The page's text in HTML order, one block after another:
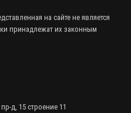
на сайте не является
принадлежат их законным
д, 15 строение 11